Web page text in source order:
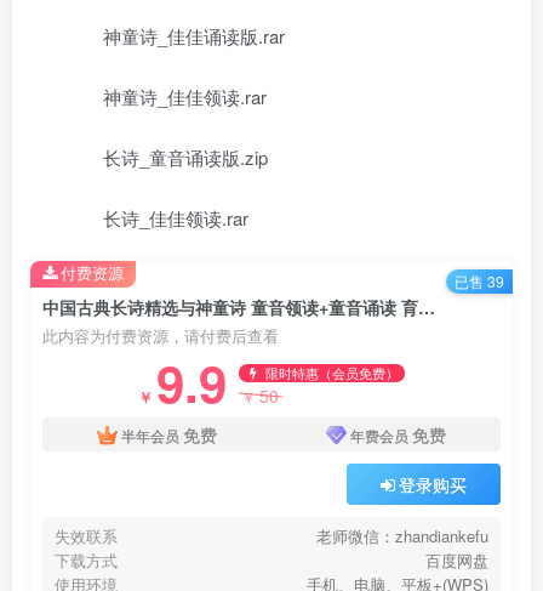
神童诗_佳佳诵读版.rar
神童诗_佳佳领读.rar
长诗_童音诵读版.zip
长诗_佳佳领读.rar
中国古典长诗精选与神童诗 童音领读+童音诵读 育心配套书 百度网盘下载
此内容为付费资源，请付费后查看
￥ 9.9 限时特惠（会员免费）
￥50
半年会员 免费 年费会员 免费
登录购买
失效联系
老师微信：zhandiankefu
下载方式
百度网盘
使用环境
手机、电脑、平板+(WPS)
付费资源 已售 39